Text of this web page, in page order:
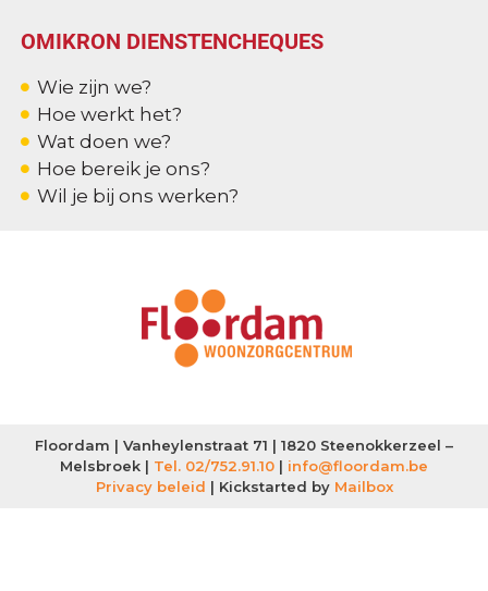
OMIKRON DIENSTENCHEQUES
Wie zijn we?
Hoe werkt het?
Wat doen we?
Hoe bereik je ons?
Wil je bij ons werken?
Floordam | Vanheylenstraat 71 | 1820 Steenokkerzeel –
Melsbroek | Tel. 02/752.91.10 | info@floordam.be
Privacy beleid | Kickstarted by Mailbox